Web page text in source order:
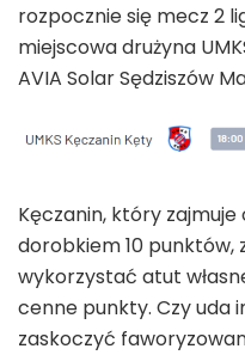
rozpocznie się mecz 2
miejscowa drużyna
AVIA Solar Sędziszów
Kęczanin, który
dorobkiem 10 punktów,
wykorzystać atut
cenne punkty. Czy uda
zaskoczyć